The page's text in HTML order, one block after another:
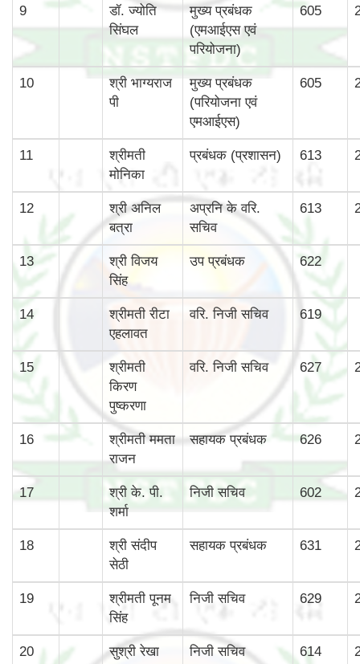
9
डॉ. ज्योति
सिंघल
मुख्‍य प्रबंधक
(एमआईएस एवं
परियोजना)
605
10
श्री भाग्‍यराज
पी
मुख्‍य प्रबंधक
(परियोजना एवं
एमआईएस)
605
11
श्रीमती
मोनिका
प्रबंधक (प्रशासन) 613
12
श्री अनिल
बत्रा
अप्रनि के वरि.
सचिव
613
13
श्री विजय
सिंह
उप प्रबंधक 622
14
श्रीमती रीटा
एहलावत
वरि. निजी सचिव 619
15
श्रीमती
किरण
पुष्करणा
वरि. निजी सचिव 627
16
श्रीमती ममता
राजन
सहायक प्रबंधक 626
17
श्री के. पी.
शर्मा
निजी सचिव 602
18
श्री संदीप
सेठी
सहायक प्रबंधक 631
19
श्रीमती पूनम
सिंह
निजी सचिव 629
20 सुश्री रेखा निजी सचिव 614